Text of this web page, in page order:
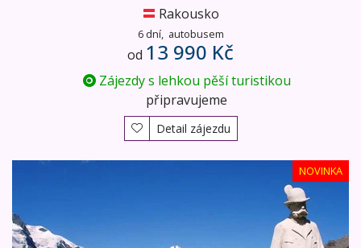
Rakousko
6 dní, autobusem
od 13 990 Kč
Zájezdy s lehkou pěší turistikou
připravujeme
Detail zájezdu
NOVINKA
Alpy pro seniory - NP Vysoké Taury a termální lázně Bad